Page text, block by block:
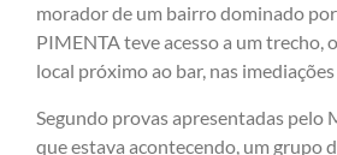
morador de um bairro dominado
PIMENTA teve acesso a um
local próximo ao bar, nas
Segundo provas apresentadas pelo
que estava acontecendo, um grupo